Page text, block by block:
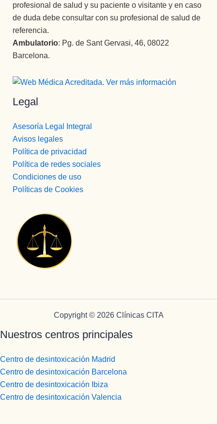
profesional de salud y su paciente o visitante y en caso
de duda debe consultar con su profesional de salud de
referencia.
Ambulatorio: Pg. de Sant Gervasi, 46, 08022
Barcelona.
Legal
Asesoría Legal Integral
Avisos legales
Política de privacidad
Política de redes sociales
Condiciones de uso
Políticas de Cookies
Copyright © 2026 Clínicas CITA
Nuestros centros principales
Centro de desintoxicación Madrid
Centro de desintoxicación Barcelona
Centro de desintoxicación Ibiza
Centro de desintoxicación Valencia